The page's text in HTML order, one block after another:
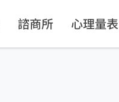
諮商所 心理量表